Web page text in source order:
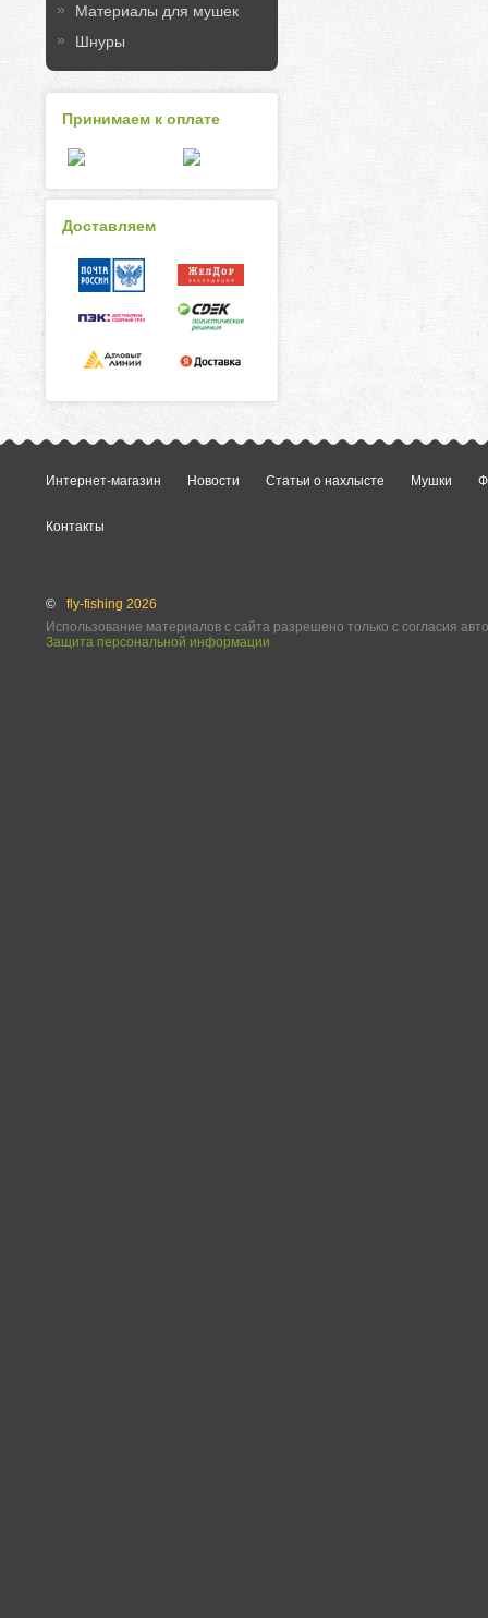
Материалы для мушек
Шнуры
Принимаем к оплате
Доставляем
Интернет-магазин Новости Статьи о нахлысте Мушки
Контакты
©
fly-fishing 2026
Использование материалов с сайта разрешено только с согласия
Защита персональной информации